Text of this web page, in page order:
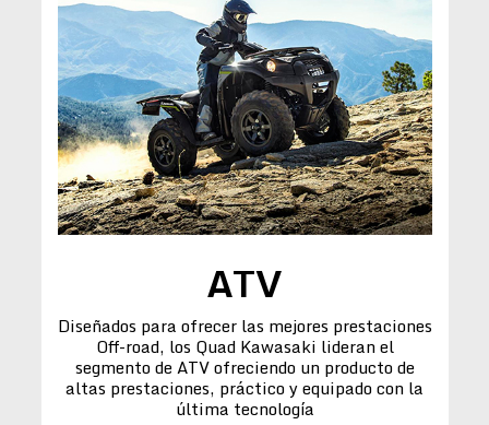
ATV
Diseñados para ofrecer las mejores prestaciones
Off-road, los Quad Kawasaki lideran el
segmento de ATV ofreciendo un producto de
altas prestaciones, práctico y equipado con la
última tecnología